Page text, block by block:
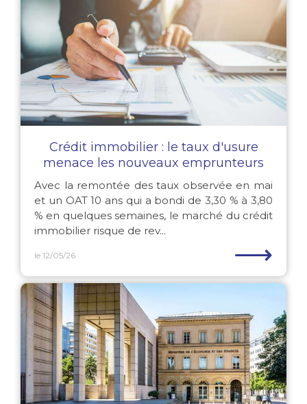
Crédit immobilier : le taux d'usure
menace les nouveaux emprunteurs
Avec la remontée des taux observée en mai
et un OAT 10 ans qui a bondi de 3,30 % à 3,80
% en quelques semaines, le marché du crédit
immobilier risque de rev...
le 12/05/26 ⟶